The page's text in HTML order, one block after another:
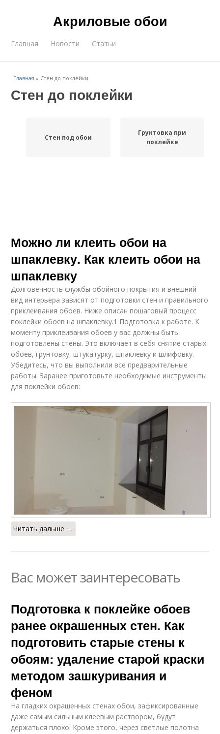
Акриловые обои
Главная Новости Статьи
Главная » Стен до поклейки
Стен до поклейки
Стен под обои
Грунтовка при
поклейке
Можно ли клеить обои на
шпаклевку. Как клеить обои на
шпаклевку
Долговечность службы обойного покрытия и внешний
вид интерьера зависят от подготовки стен и правильного
приклеивания обоев. Ниже описан пошаговый процесс
поклейки обоев на шпаклевку.1 Подготовка к работе. К
моменту приклеивания обоев у вас должны быть
подготовлены стены. Это включает в себя снятие старых
обоев, грунтовку, штукатурку, шпаклевку и шлифовку.
Убедитесь, что вы выполнили все предварительные
работы. Заранее приготовьте необходимые инструменты
для поклейки обоев:
Читать дальше →
Вас может заинтересовать
Подготовка к поклейке обоев
ранее окрашенных стен. Как
подготовить старые стены к
обоям: удаление старой краски
методом зашкуривания и
феном
На гладких окрашенных стенах обои, зафиксированные
даже самым сильным клеевым раствором, будут
держаться плохо. Кроме этого, через светлые полотна